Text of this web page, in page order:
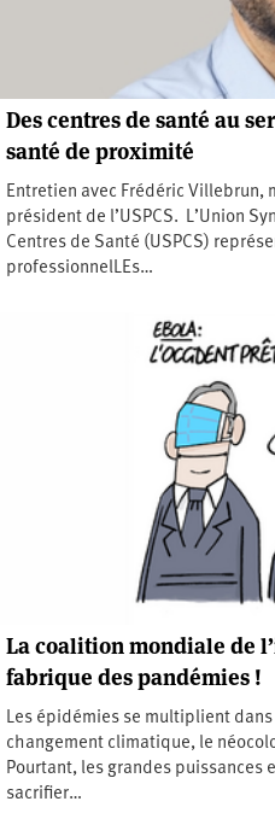
Des centres de santé au
santé de proximité
Entretien avec Frédéric Villebrun,
président de l’USPCS. L’Union
Centres de Santé (USPCS)
professionnelLEs…
La coalition mondiale de
fabrique des pandémies !
Les épidémies se multiplient
changement climatique, le
Pourtant, les grandes puissances
sacrifier…